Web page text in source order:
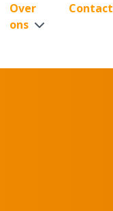
Over
ons
Contact